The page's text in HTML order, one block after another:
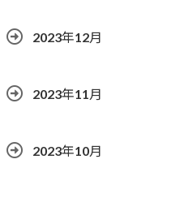
2023年12月
2023年11月
2023年10月